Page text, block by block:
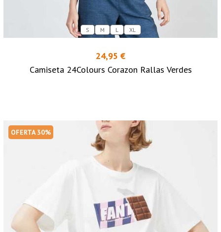
S M L XL
24,95 €
Camiseta 24Colours Corazon Rallas Verdes
OFERTA 30%